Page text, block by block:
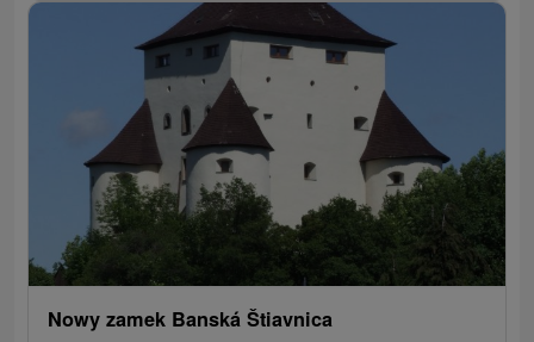
Nowy zamek Banská Štiavnica